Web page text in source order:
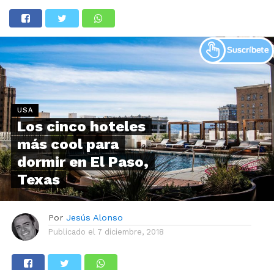
USA
Los cinco hoteles
más cool para
dormir en El Paso,
Texas
Por Jesús Alonso
Publicado el 7 diciembre, 2018